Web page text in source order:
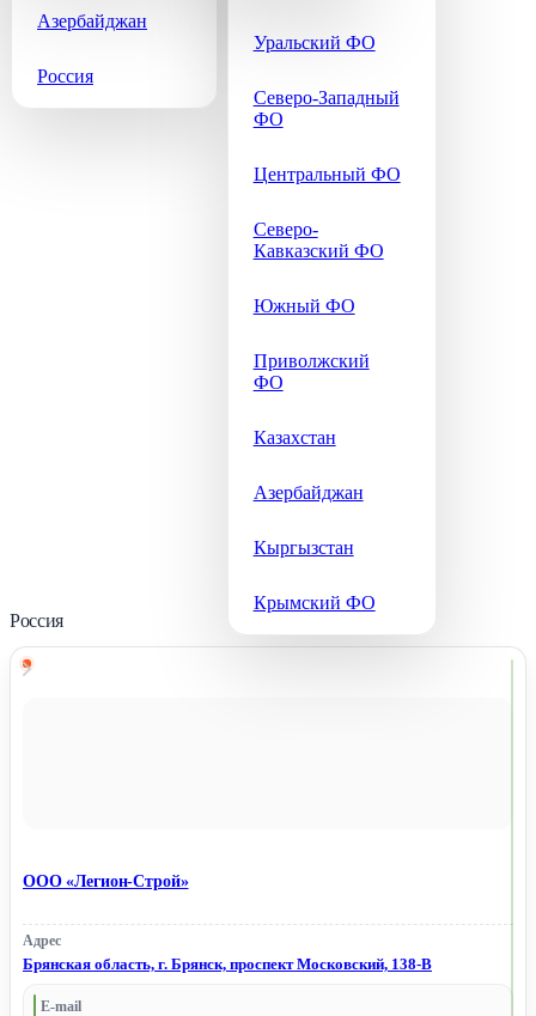
Азербайджан
Россия
Уральский ФО
Северо-Западный
ФО
Центральный ФО
Северо-
Кавказский ФО
Южный ФО
Приволжский
ФО
Казахстан
Азербайджан
Кыргызстан
Крымский ФО
Россия
ООО «Легион-Строй»
Адрес
Брянская область, г. Брянск, проспект Московский, 138-В
E-mail